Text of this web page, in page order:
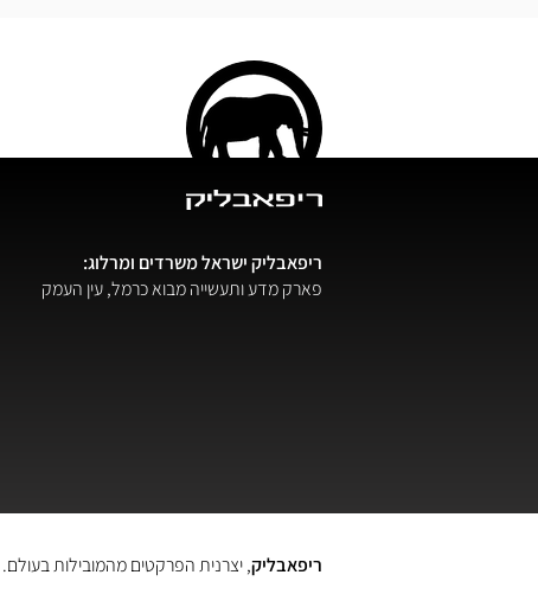
ריפאבליק ישראלמשרדים ומרלוג:
פארק מדע ותעשייה מבוא כרמל, עין העמק
ריפאבליק, יצרנית הפרקטים מהמובילות בעולם.